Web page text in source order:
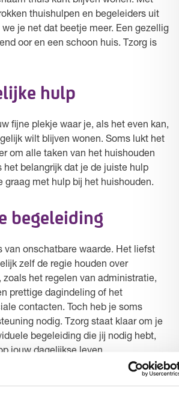
thuishulpen en begeleiders uit
je net dat beetje meer. Een gezellig
oor en een schoon huis. Tzorg is
hulp
fijne plekje waar je, als het even kan,
wilt blijven wonen. Soms lukt het
om alle taken van het huishouden
het belangrijk dat je de juiste hulp
graag met hulp bij het huishouden.
begeleiding
van onschatbare waarde. Het liefst
zelf de regie houden over
zoals het regelen van administratie,
prettige dagindeling of het
contacten. Toch heb je soms
nodig. Tzorg staat klaar om je
begeleiding die jij nodig hebt,
jouw dagelijkse leven.
in Zevenaar